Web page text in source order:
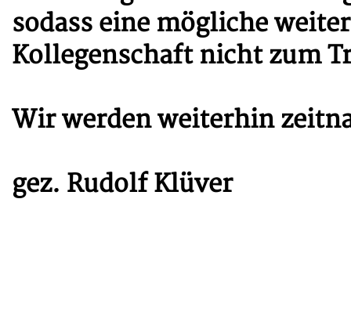
sodass eine mögliche
Kollegenschaft nicht zum
Wir werden weiterhin
gez. Rudolf Klüver